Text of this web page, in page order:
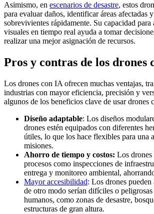
Asimismo, en escenarios de desastre, estos
para evaluar daños, identificar áreas afectadas
sobrevivientes rápidamente. Su capacidad para
visuales en tiempo real ayuda a tomar
realizar una mejor asignación de recursos.
Pros y contras de los drones
Los drones con IA ofrecen muchas ventajas,
industrias con mayor eficiencia, precisión y
algunos de los beneficios clave de usar drones
Diseño adaptable: Los diseños
drones estén equipados con diferentes
útiles, lo que los hace flexibles para una
misiones.
Ahorro de tiempo y costos: Los
procesos como inspecciones de
entrega y monitoreo ambiental,
Mayor accesibilidad: Los drones pueden
de otro modo serían difíciles o
humanos, como zonas de desastre,
estructuras de gran altura.